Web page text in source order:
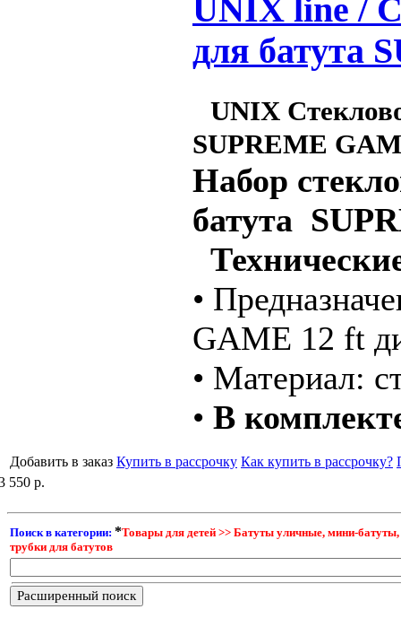
UNIX line /
для батута
UNIX
SUPREME
Набор
батута
•
GAME 12 ft
• Материал:
• В
Добавить в заказ Купить в рассрочку Как купить в рассрочку?
550 р.
Поиск в категории: *Товары для детей >> Батуты уличные, мини-
трубки для батутов
Расширенный поиск